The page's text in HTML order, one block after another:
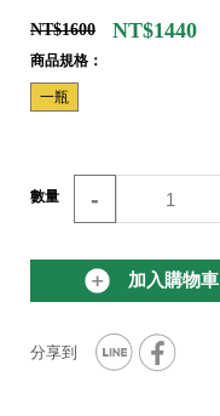
NT$1600 NT$1440
商品規格：
一瓶
數量 -
加入購物車